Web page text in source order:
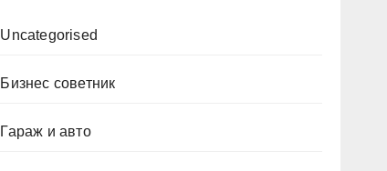
Uncategorised
Бизнес советник
Гараж и авто